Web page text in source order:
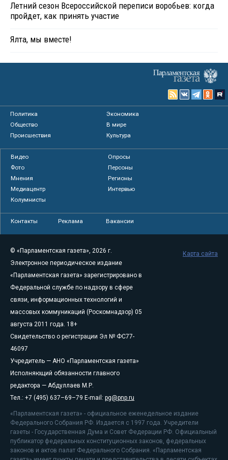
Летний сезон Всероссийской переписи воробьев: когда
пройдет, как принять участие
Ялта, мы вместе!
Политика
Экономика
Общество
В мире
Происшествия
Культура
Видео
Опросы
Фото
Персоны
Мнения
Регионы
Медиацентр
Интервью
Колумнисты
Контакты Реклама Вакансии
© «Парламентская газета», 2026 г.
Электронное периодическое издание
«Парламентская газета» зарегистрировано в
Федеральной службе по надзору в сфере
связи, информационных технологий и
массовых коммуникаций (Роскомнадзор) 05
августа 2011 года. 18+
Свидетельство о регистрации Эл № ФС77-
46097
Учредитель — АНО «Парламентская газета»
Исполняющий обязанности главного
редактора — Абдуллаев М.Р.
Тел.: +7 (495) 637–69–79 E-mail: pg@pnp.ru
«Парламентская газета» - официальное еженедельное издание
Федерального Собрания РФ. Издается с 1997 года. Учредители
газеты - Государственная Дума и Совет Федерации РФ. Официальный
публикатор федеральных конституционных законов, федеральных
законов и актов палат Федерального Собрания. «Парламентская
Карта сайта